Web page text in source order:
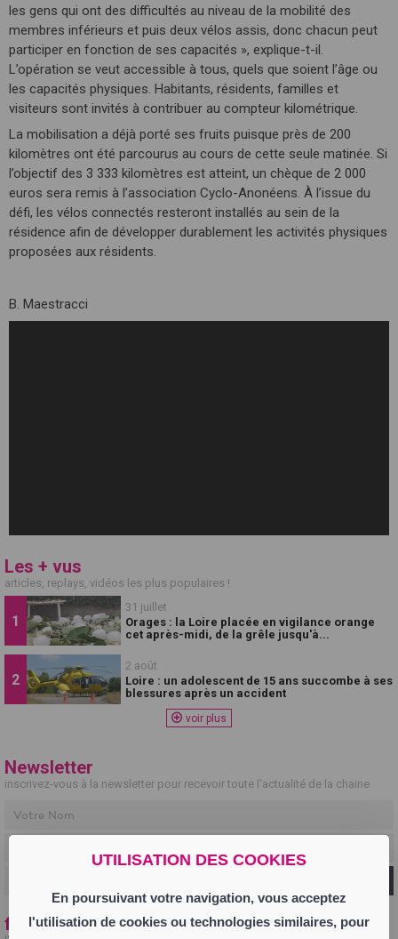
UTILISATION DES COOKIES
En poursuivant votre navigation, vous acceptez
l'utilisation de cookies ou technologies similaires, pour
les gens qui ont des difficultés au niveau de la mobilité des
membres inférieurs et puis deux vélos assis, donc chacun peut
participer en fonction de ses capacités », explique-t-il.
L’opération se veut accessible à tous, quels que soient l’âge ou
les capacités physiques. Habitants, résidents, familles et
visiteurs sont invités à contribuer au compteur kilométrique.
La mobilisation a déjà porté ses fruits puisque près de 200
kilomètres ont été parcourus au cours de cette seule matinée. Si
l’objectif des 3 333 kilomètres est atteint, un chèque de 2 000
euros sera remis à l’association Cyclo-Anonéens. À l’issue du
défi, les vélos connectés resteront installés au sein de la
résidence afin de développer durablement les activités physiques
proposées aux résidents.
B. Maestracci
Les + vus
articles, replays, vidéos les plus populaires !
31 juillet
Orages : la Loire placée en vigilance orange
cet après-midi, de la grêle jusqu'à...
2 août
Loire : un adolescent de 15 ans succombe à ses
blessures après un accident
voir plus
Newsletter
inscrivez-vous à la newsletter pour recevoir toute l'actualité de la chaine
fil info